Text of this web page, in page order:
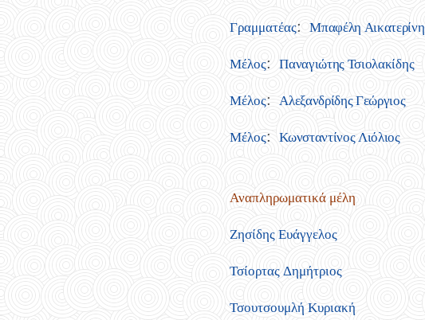
Γραμματέας: Μπαφέλη Αικατερίνη
Μέλος: Παναγιώτης Τσιολακίδης
Μέλος: Αλεξανδρίδης Γεώργιος
Μέλος: Κωνσταντίνος Λιόλιος
Αναπληρωματικά μέλη
Ζησίδης Ευάγγελος
Τσίορτας Δημήτριος
Τσουτσουμλή Κυριακή